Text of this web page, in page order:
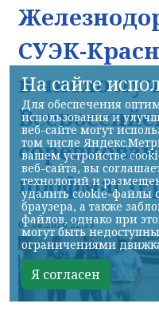
СУЭК-
в число
07.08.2026 22:13
На сайте
Для обеспечения
использования и
веб-сайте могут
том числе
вашем устройстве
веб-сайта, вы
технологий и
удалить cookie-файлы
браузера, а также
файлов, однако при
могут быть
ограничениями
Я согласен